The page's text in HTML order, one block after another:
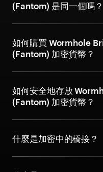
(Fantom) 是同一個嗎？
如何購買 Wormhole
(Fantom) 加密貨幣？
如何安全地存放
(Fantom) 加密貨幣？
什麼是加密中的橋接？